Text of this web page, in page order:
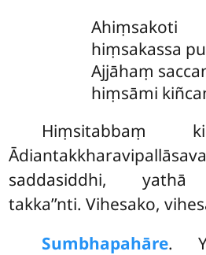
hiṃsakassa
Ajjāhaṃ
hiṃsāmi
Hiṃsitabbaṃ
saddasiddhi, yathā
takka’’nti. Vihesako,
Sumbhapahāre.